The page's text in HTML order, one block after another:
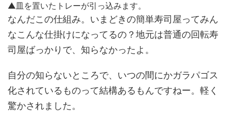
▲皿を置いたトレーが引っ込みます。
なんだこの仕組み。いまどきの簡単寿司屋ってみん
なこんな仕掛けになってるの？地元は普通の回転寿
司屋ばっかりで、知らなかったよ。
自分の知らないところで、いつの間にかガラパゴス
化されているものって結構あるもんですねー。軽く
驚かされました。